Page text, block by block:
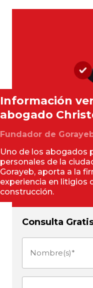
Información
abogado
Fundador de
Uno de los abogados
personales de la
Gorayeb, aporta a la
experiencia en litigios
construcción.
Consulta
Nombre(s)